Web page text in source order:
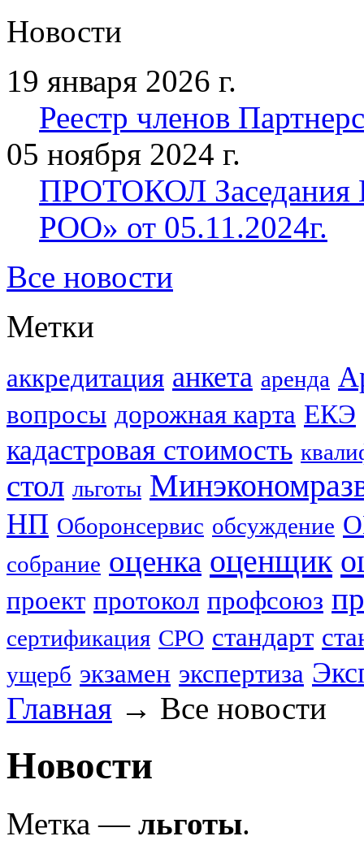
Новости
19 января 2026 г.
Реестр членов
05 ноября 2024 г.
ПРОТОКОЛ Заседания
РОО» от 05.11.2024г.
Все новости
Метки
аккредитация анкета аренда
вопросы дорожная карта ЕКЭ
кадастровая стоимость
стол льготы
НП Оборонсервис обсуждение
собрание оценка оценщик
проект протокол профсоюз
сертификация СРО стандарт
ущерб экзамен экспертиза
Главная → Все новости
Новости
Метка — льготы.